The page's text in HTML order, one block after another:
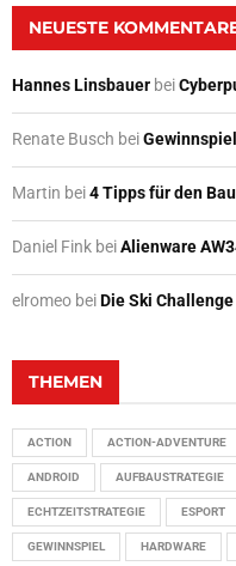
NEUESTE
Hannes Linsbauer bei
Renate Busch bei
Martin bei4 Tipps für den
Daniel Fink beiAlienware
elromeo beiDie Ski
THEMEN
ACTION ACTION-ADVENTURE
ANDROID AUFBAUSTRATEGIE
ECHTZEITSTRATEGIE ESPORT
GEWINNSPIEL HARDWARE